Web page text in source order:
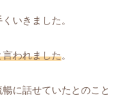
いきました。
われました。
に話せていたとのこと